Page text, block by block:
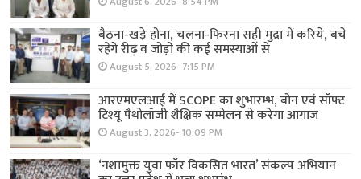
बैठना-खड़े होना, चलना-फिरना सही मुद्रा में करिये, बचे
रहेंगे रीढ़ व जोड़ों की कई समस्याओं से
August 5, 2026- 7:15 PM
आरएमएलआई में SCOPE का शुभारम्भ, बोन एवं सॉफ्ट
टिश्यू पैथोलॉजी शैक्षिक सम्मेलन से करेगा आगाज
August 3, 2026- 10:09 PM
‘नशामुक्त युवा फॉर विकसित भारत’ संकल्प अभियान